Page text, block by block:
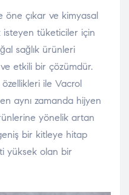
öne çıkar ve kimyasal
tüketiciler için
sağlık ürünleri
etkili bir çözümdür.
ile Vacrol
aynı zamanda hijyen
yönelik artan
bir kitleye hitap
yüksek olan bir